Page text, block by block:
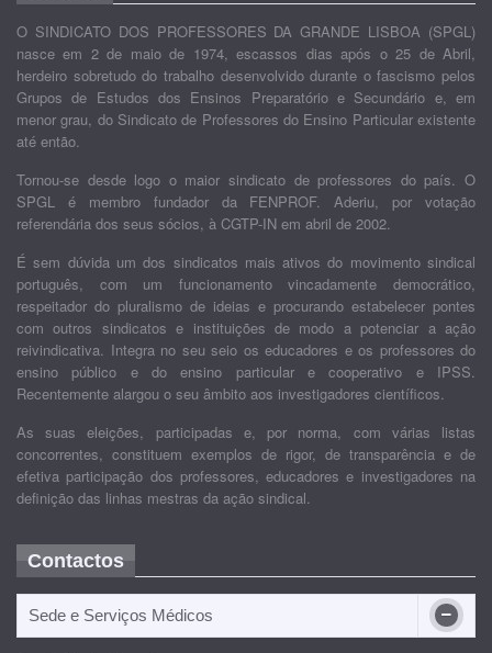
O SINDICATO DOS PROFESSORES DA GRANDE LISBOA (SPGL)
nasce em 2 de maio de 1974, escassos dias após o 25 de Abril,
herdeiro sobretudo do trabalho desenvolvido durante o fascismo pelos
Grupos de Estudos dos Ensinos Preparatório e Secundário e, em
menor grau, do Sindicato de Professores do Ensino Particular existente
até então.
Tornou-se desde logo o maior sindicato de professores do país. O
SPGL é membro fundador da FENPROF. Aderiu, por votação
referendária dos seus sócios, à CGTP-IN em abril de 2002.
É sem dúvida um dos sindicatos mais ativos do movimento sindical
português, com um funcionamento vincadamente democrático,
respeitador do pluralismo de ideias e procurando estabelecer pontes
com outros sindicatos e instituições de modo a potenciar a ação
reivindicativa. Integra no seu seio os educadores e os professores do
ensino público e do ensino particular e cooperativo e IPSS.
Recentemente alargou o seu âmbito aos investigadores científicos.
As suas eleições, participadas e, por norma, com várias listas
concorrentes, constituem exemplos de rigor, de transparência e de
efetiva participação dos professores, educadores e investigadores na
definição das linhas mestras da ação sindical.
Contactos
Sede e Serviços Médicos